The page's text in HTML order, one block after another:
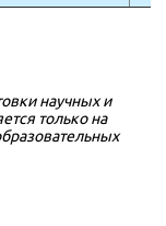
научных и
только на